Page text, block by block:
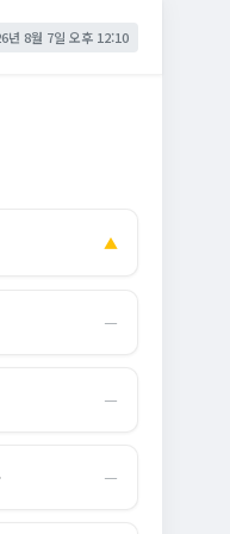
년 8월 7일 오후 12:10
▲
―
―
―